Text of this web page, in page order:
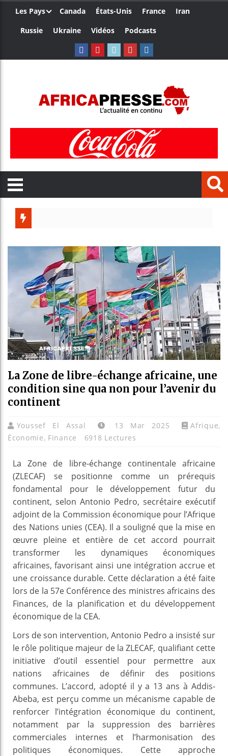
Les Pays Canada États-Unis France
Iran
Russie
Ukraine Vidéos Podcasts
Guinée :
Réforme
Bénin :
La Zone de libre-échange africaine, une
condition sine qua non pour l’avenir du
continent
Youssef El Assal 13 Mar 2025 Afrique,
Économie, Finance 6918 Lectures
La Zone de libre-échange continentale africaine
(ZLECAF) se positionne comme un prérequis
fondamental pour le développement futur du
continent, selon Antonio Pedro, secrétaire exécutif
adjoint de la Commission économique pour l’Afrique
des Nations unies (CEA). Il a souligné que la mise en
œuvre pleine et entière de cet accord pourrait
transformer les dynamiques économiques
africaines, favorisant ainsi une intégration accrue et
une croissance durable. Cette déclaration a été faite
lors de la 57e Conférence des ministres africains des
Finances, de la planification et du développement
économique de la CEA.
Lors de son intervention, Antonio Pedro a insisté sur
le rôle politique majeur de la ZLECAF, qualifiant cette
initiative d’outil essentiel pour permettre aux
nations africaines de définir des positions
communes. L’accord, adopté il y a 13 ans à Addis-
Abeba, est perçu comme un mécanisme capable de
renforcer l’intégration économique du continent,
notamment par la suppression des barrières
commerciales internes et l’harmonisation des
politiques économiques. Cette approche